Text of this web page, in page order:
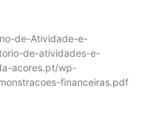
de-Atividade-e-
de-atividades-e-
acores.pt/wp-
financeiras.pdf